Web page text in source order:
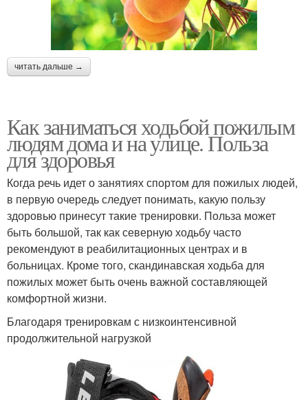
читать дальше →
Как заниматься ходьбой пожилым
людям дома и на улице. Польза
для здоровья
Когда речь идет о занятиях спортом для пожилых людей,
в первую очередь следует понимать, какую пользу
здоровью принесут такие тренировки. Польза может
быть большой, так как северную ходьбу часто
рекомендуют в реабилитационных центрах и в
больницах. Кроме того, скандинавская ходьба для
пожилых может быть очень важной составляющей
комфортной жизни.
Благодаря тренировкам с низкоинтенсивной
продолжительной нагрузкой